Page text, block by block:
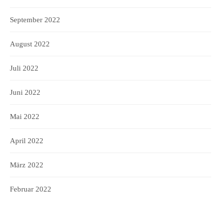
September 2022
August 2022
Juli 2022
Juni 2022
Mai 2022
April 2022
März 2022
Februar 2022